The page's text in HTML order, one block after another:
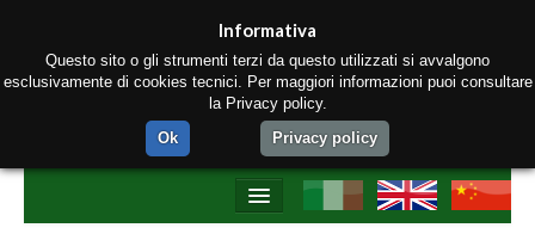
Informativa
Questo sito o gli strumenti terzi da questo utilizzati si avvalgono
esclusivamente di cookies tecnici. Per maggiori informazioni puoi consultare
la Privacy policy.
Ok
Privacy policy